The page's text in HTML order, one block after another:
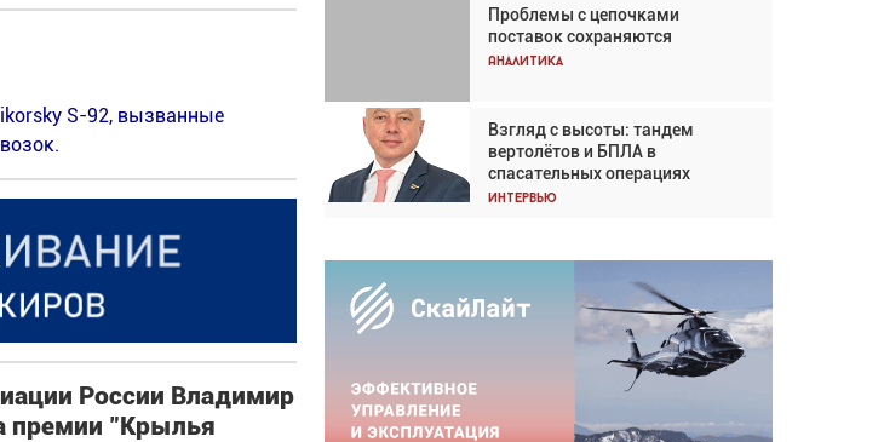
S-92, вызванные
России Владимир
премии "Крылья
Проблемы с цепочками
поставок сохраняются
Аналитика
Взгляд с высоты: тандем
вертолётов и БПЛА в
спасательных операциях
Интервью
Впервые с 2024 года
глобальный трафик снижается
три недели подряд
Частный самолёт – это актив.
Подходите к покупке
соответствующим образом
Интервью